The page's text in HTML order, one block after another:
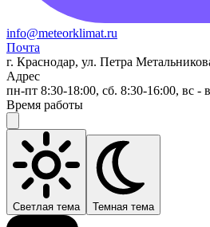
info@meteorklimat.ru
Почта
г. Краснодар, ул. Петра
Адрес
пн-пт 8:30-18:00, сб. 8:30-16:00, вс -
Время работы
Светлая тема Темная тема